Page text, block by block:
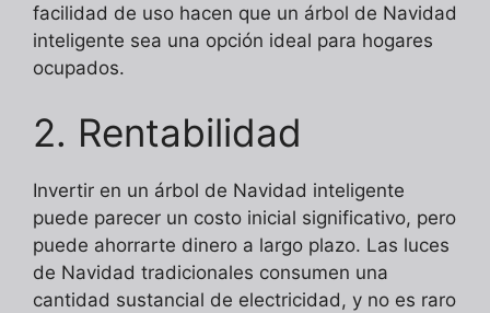
facilidad de uso hacen que un árbol de Navidad
inteligente sea una opción ideal para hogares
ocupados.
2. Rentabilidad
Invertir en un árbol de Navidad inteligente
puede parecer un costo inicial significativo, pero
puede ahorrarte dinero a largo plazo. Las luces
de Navidad tradicionales consumen una
cantidad sustancial de electricidad, y no es raro